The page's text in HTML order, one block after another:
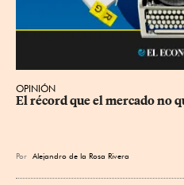
OPINIÓN
El récord que el mercado no
Por Alejandro de la Rosa Rivera